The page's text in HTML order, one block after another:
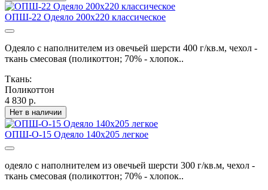
ОПШ-22 Одеяло 200х220 классическое
Одеяло с наполнителем из овечьей шерсти 400 г/кв.м, чехол -
ткань смесовая (поликоттон; 70% - хлопок..
Ткань:
Поликоттон
4 830 р.
Нет в наличии
ОПШ-О-15 Одеяло 140х205 легкое
одеяло с наполнителем из овечьей шерсти 300 г/кв.м, чехол -
ткань смесовая (поликоттон; 70% - хлопок..